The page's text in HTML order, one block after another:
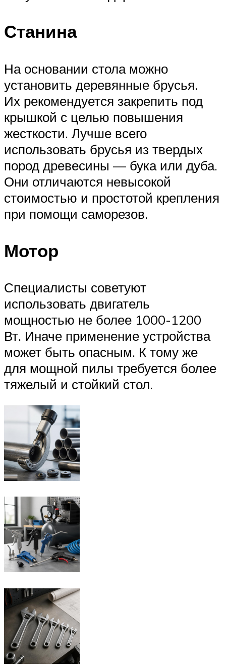
Станина
На основании стола можно
установить деревянные брусья.
Их рекомендуется закрепить под
крышкой с целью повышения
жесткости. Лучше всего
использовать брусья из твердых
пород древесины — бука или дуба.
Они отличаются невысокой
стоимостью и простотой крепления
при помощи саморезов.
Мотор
Специалисты советуют
использовать двигатель
мощностью не более 1000-1200
Вт. Иначе применение устройства
может быть опасным. К тому же
для мощной пилы требуется более
тяжелый и стойкий стол.